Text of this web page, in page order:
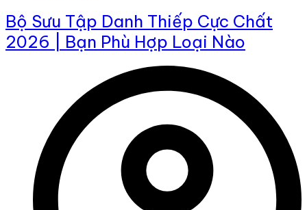
Bộ Sưu Tập Danh Thiếp Cực Chất
2026 | Bạn Phù Hợp Loại Nào